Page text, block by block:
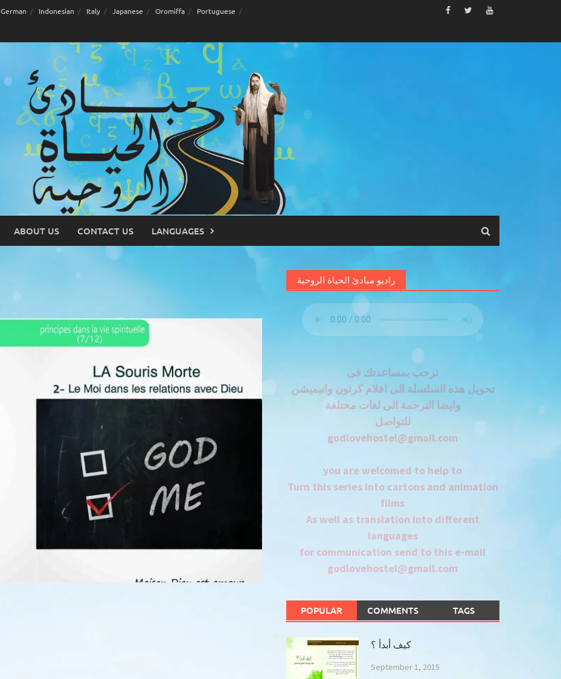
German Indonesian Italy Japanese Oromiffa Portuguese
ABOUT US CONTACT US LANGUAGES
راديو مبادئ الحياة الروحية
نرحب بمساعدتك فى
تحويل هذه السلسلة الى افلام كرتون وانيميشن
وايضا الترجمة الى لغات مختلفة
للتواصل
godlovehostel@gmail.com
you are welcomed to help to
Turn this series into cartons and animation
films
As well as translation into different
languages
for communication send to this e-mail
godlovehostel@gmail.com
POPULAR COMMENTS TAGS
كيف أبدأ ؟
September 1, 2015